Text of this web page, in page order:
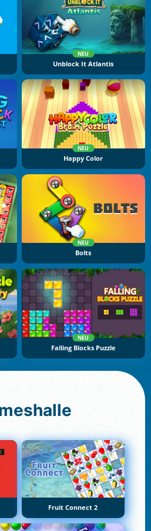
NEU
Unblock It Atlantis
NEU
Happy Color
NEU
Bolts
NEU
Falling Blocks Puzzle
Fruit Connect 2